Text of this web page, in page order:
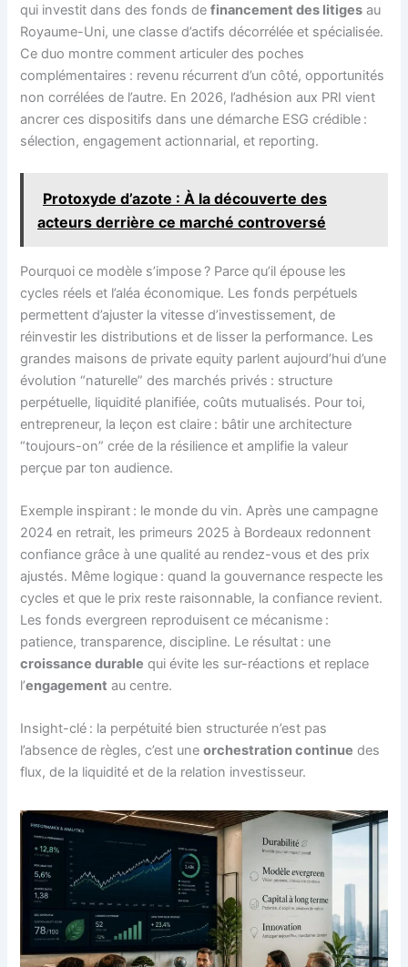
qui investit dans des fonds definancement des litiges au
Royaume-Uni, une classe d’actifs décorrélée et spécialisée.
Ce duo montre comment articuler des poches
complémentaires : revenu récurrent d’un côté, opportunités
non corrélées de l’autre. En 2026, l’adhésion aux PRI vient
ancrer ces dispositifs dans une démarche ESG crédible :
sélection, engagement actionnarial, et reporting.
Protoxyde d’azote : À la découverte des
acteurs derrière ce marché controversé
Pourquoi ce modèle s’impose ? Parce qu’il épouse les
cycles réels et l’aléa économique. Les fonds perpétuels
permettent d’ajuster la vitesse d’investissement, de
réinvestir les distributions et de lisser la performance. Les
grandes maisons de private equity parlent aujourd’hui d’une
évolution “naturelle” des marchés privés : structure
perpétuelle, liquidité planifiée, coûts mutualisés. Pour toi,
entrepreneur, la leçon est claire : bâtir une architecture
“toujours-on” crée de la résilience et amplifie la valeur
perçue par ton audience.
Exemple inspirant : le monde du vin. Après une campagne
2024 en retrait, les primeurs 2025 à Bordeaux redonnent
confiance grâce à une qualité au rendez-vous et des prix
ajustés. Même logique : quand la gouvernance respecte les
cycles et que le prix reste raisonnable, la confiance revient.
Les fonds evergreen reproduisent ce mécanisme :
patience, transparence, discipline. Le résultat : une
croissance durable qui évite les sur-réactions et replace
l’engagement au centre.
Insight-clé : la perpétuité bien structurée n’est pas
l’absence de règles, c’est uneorchestration continue des
flux, de la liquidité et de la relation investisseur.